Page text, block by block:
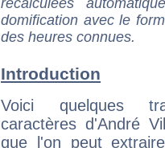
recalculées
domification avec le
des heures connues.
Introduction
Voici quelques
caractères d'André
que l'on peut